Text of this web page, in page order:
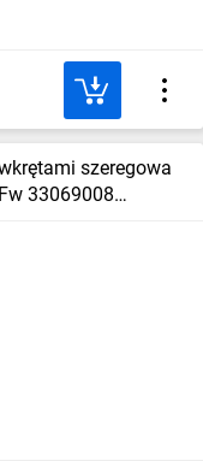
szeregowa
33069008